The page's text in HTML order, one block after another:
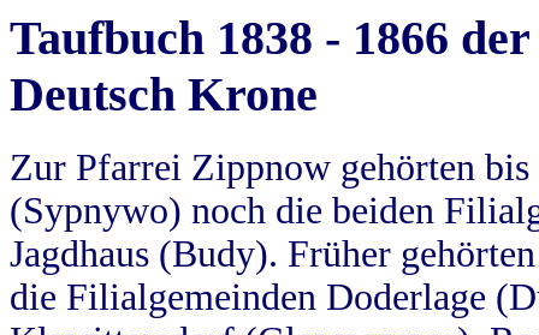
Taufbuch 1838 - 1866
Deutsch Krone
Zur Pfarrei Zippnow gehörten
(Sypnywo) noch die beiden
Jagdhaus (Budy). Früher
die Filialgemeinden Doderlage